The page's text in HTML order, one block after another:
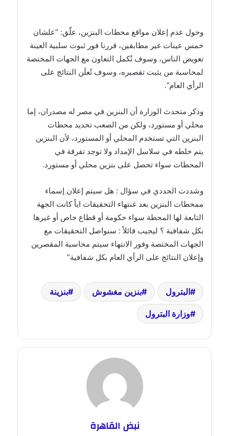
وحول عدم إعلان مواقع محطات البنزين، علّق: “علشان
خمس عينات غير مطابقين، قررنا فور ثبوت سلبية العينة
تعويض الناس، وسوف نُكمل التعاون مع الجهات المختصة
لمحاسبة من يثبت تقصيره، وسوف تُعلَن النتائج على
الرأي العام”.
وذكر متحدث الوزارة أن البنزين في مصر له مصدران، إما
محلي أو مستورد، ولكن من الصعب تحديد محطات
البنزين التي تستخدم المحلي أو المستورد، لأن البنزين
يتم خلطه في سلاسل الإمداد ولا توجد تفرقة في
المحطات سواء تحصل على بنزين محلي أو مستورد.
وشددت الحددي في سؤال : هل سيتم إعلان إسماء
ممحطات البنزين بعد غنتهاء التحقيقات اياً كانت الجهة
التابعة لها المحطة سواء حكومة أو قطاع خاص أو غيرها
بكل شفافية ؟ ليجيب قائلاً : سنواصل التحقيقات مع
الجهات المختصة وفور الانتهاء سيتم محاسبة المقصرين
وإعلان النتائج على الرأي العام بكل شفافية”
البترول بنزين مغشوش بنزينة
وزارة البترول
نبض القاهرة